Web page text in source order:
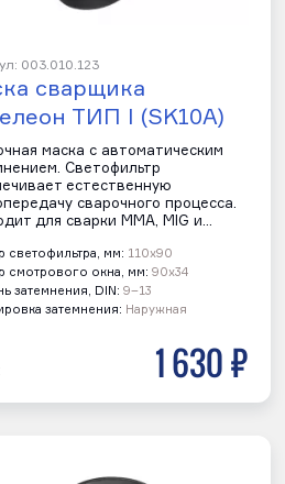
003.010.123
сварщика
ТИП I (SK10A)
маска с автоматическим
Светофильтр
естественную
сварочного процесса.
для сварки MMA, MIG и…
светофильтра, мм: 110х90
смотрового окна, мм: 90х34
затемнения, DIN: 9–13
затемнения: Наружная
1 630 р